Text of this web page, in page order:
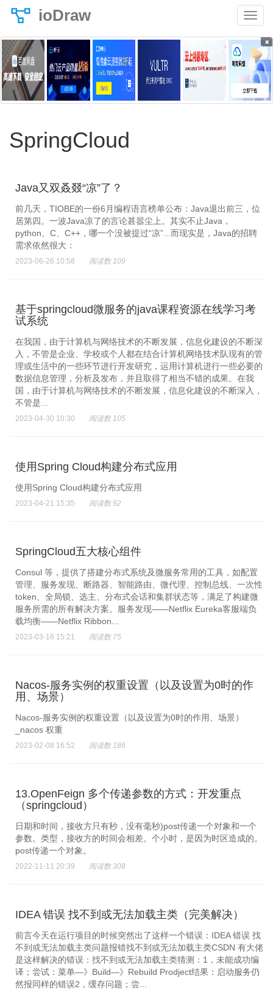
ioDraw
×
SpringCloud
Java又双叒叕“凉”了？
前几天，TIOBE的一份6月编程语言榜单公布：Java退出前三，位
居第四。一波Java凉了的言论甚嚣尘上。其实不止Java，
python、C、C++，哪一个没被提过“凉”...而现实是，Java的招聘
需求依然很大：
2023-06-26 10:58 阅读数 109
基于springcloud微服务的java课程资源在线学习考
试系统
在我国，由于计算机与网络技术的不断发展，信息化建设的不断深
入，不管是企业、学校或个人都在结合计算机网络技术队现有的管
理或生活中的一些环节进行开发研究，运用计算机进行一些必要的
数据信息管理，分析及发布，并且取得了相当不错的成果。在我
国，由于计算机与网络技术的不断发展，信息化建设的不断深入，
不管是...
2023-04-30 10:30 阅读数 105
使用Spring Cloud构建分布式应用
使用Spring Cloud构建分布式应用
2023-04-21 15:35 阅读数 92
SpringCloud五大核心组件
Consul 等，提供了搭建分布式系统及微服务常用的工具，如配置
管理、服务发现、断路器、智能路由、微代理、控制总线、一次性
token、全局锁、选主、分布式会话和集群状态等，满足了构建微
服务所需的所有解决方案。服务发现——Netflix Eureka客服端负
载均衡——Netflix Ribbon...
2023-03-16 15:21 阅读数 75
Nacos-服务实例的权重设置（以及设置为0时的作
用、场景）
Nacos-服务实例的权重设置（以及设置为0时的作用、场景）
_nacos 权重
2023-02-08 16:52 阅读数 186
13.OpenFeign 多个传递参数的方式：开发重点
（springcloud）
日期和时间，接收方只有秒，没有毫秒)post传递一个对象和一个
参数。类型，接收方的时间会相差。个小时，是因为时区造成的。
post传递一个对象。
2022-11-11 20:39 阅读数 308
IDEA 错误 找不到或无法加载主类（完美解决）
前言今天在运行项目的时候突然出了这样一个错误：IDEA 错误 找
不到或无法加载主类问题报错找不到或无法加载主类CSDN 有大佬
是这样解决的错误：找不到或无法加载主类猜测：1，未能成功编
译；尝试：菜单—》Build—》Rebuild Prodject结果：启动服务仍
然报同样的错误2，缓存问题；尝...